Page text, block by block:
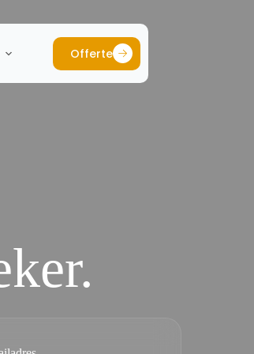
Offerte